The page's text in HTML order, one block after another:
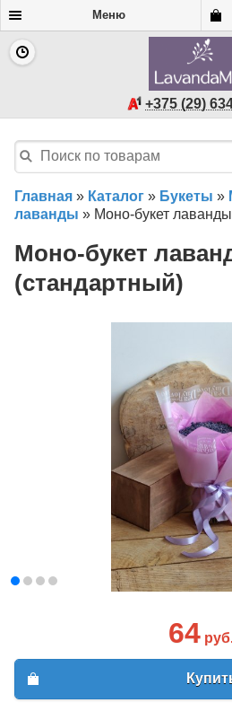
Меню
+375 (29)
Главная » Каталог » Букеты »
лаванды » Моно-букет
Моно-букет
(стандартный)
64